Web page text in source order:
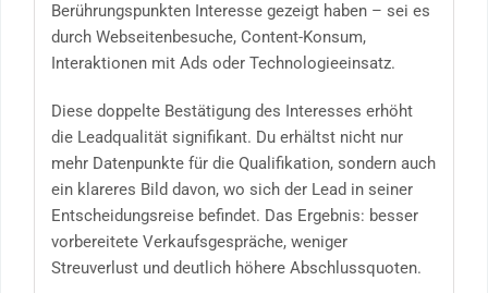
Berührungspunkten Interesse gezeigt haben – sei es
durch Webseitenbesuche, Content-Konsum,
Interaktionen mit Ads oder Technologieeinsatz.
Diese doppelte Bestätigung des Interesses erhöht
die Leadqualität signifikant. Du erhältst nicht nur
mehr Datenpunkte für die Qualifikation, sondern auch
ein klareres Bild davon, wo sich der Lead in seiner
Entscheidungsreise befindet. Das Ergebnis: besser
vorbereitete Verkaufsgespräche, weniger
Streuverlust und deutlich höhere Abschlussquoten.